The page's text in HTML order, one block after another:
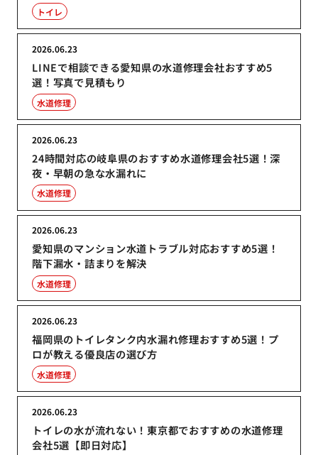
トイレ
LINEで相談できる愛知県の水道修理会社おすすめ5
選！写真で見積もり
2026.06.23
水道修理
24時間対応の岐阜県のおすすめ水道修理会社5選！深
夜・早朝の急な水漏れに
2026.06.23
水道修理
愛知県のマンション水道トラブル対応おすすめ5選！
階下漏水・詰まりを解決
2026.06.23
水道修理
福岡県のトイレタンク内水漏れ修理おすすめ5選！プ
ロが教える優良店の選び方
2026.06.23
水道修理
トイレの水が流れない！東京都でおすすめの水道修理
会社5選【即日対応】
2026.06.23